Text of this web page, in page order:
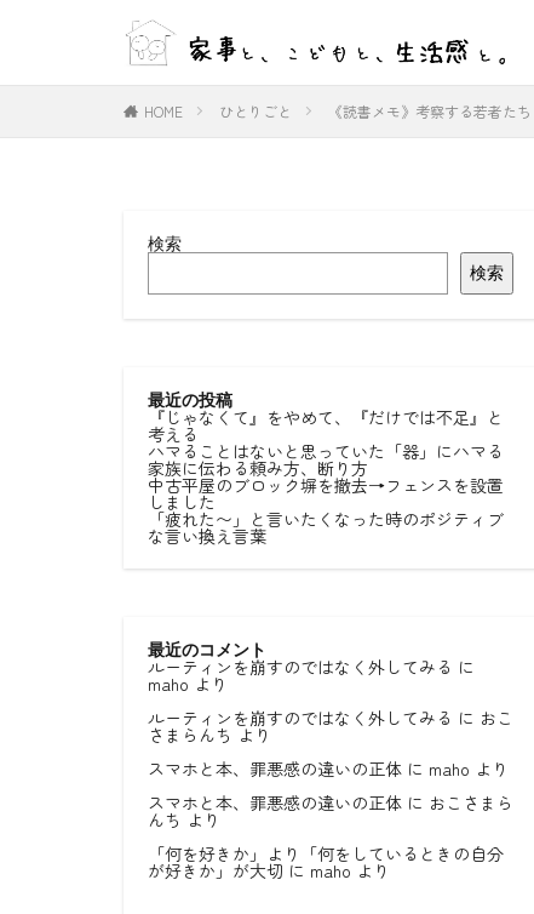
HOME ひとりごと 《読書メモ》考察する若者たち
検索
検索
最近の投稿
『じゃなくて』をやめて、『だけでは不足』と
考える
ハマることはないと思っていた「器」にハマる
家族に伝わる頼み方、断り方
中古平屋のブロック塀を撤去→フェンスを設置
しました
「疲れた〜」と言いたくなった時のポジティブ
な言い換え言葉
最近のコメント
ルーティンを崩すのではなく外してみる に
maho より
ルーティンを崩すのではなく外してみる に おこ
さまらんち より
スマホと本、罪悪感の違いの正体 に maho より
スマホと本、罪悪感の違いの正体 に おこさまら
んち より
「何を好きか」より「何をしているときの自分
が好きか」が大切 に maho より
WEB デザイン